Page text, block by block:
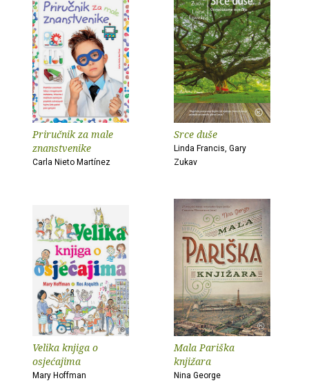
Priručnik za male
znanstvenike
Carla Nieto Martínez
Srce duše
Linda Francis, Gary
Zukav
Velika knjiga o
osjećajima
Mary Hoffman
Mala Pariška
knjižara
Nina George